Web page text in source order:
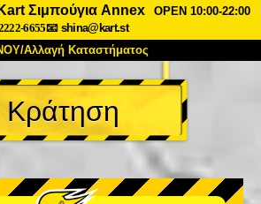
Σιμπούγια Annex
OPEN 10:00-22:00
6655📧 shina@kart.st
Αλλαγή Καταστήματος
ΚΥΡΙΩΣ
Προδιαγραφές Τιμές
Συχνές Ερωτήσεις
Κράτηση
Κράτηση